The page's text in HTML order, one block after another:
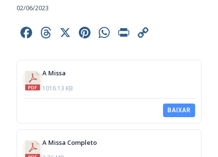
02/06/2023
Facebook
Threads
X Pinterest
WhatsApp
Print
A Missa
1016.13 KB
BAIXAR
A Missa Completo